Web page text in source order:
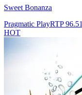
Sweet Bonanza
Pragmatic PlayRTP96.51
HOT